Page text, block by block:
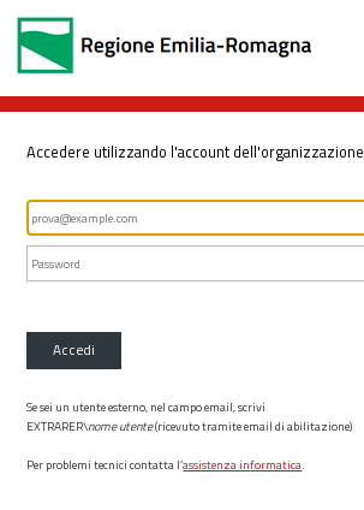
Accedere utilizzando l'account dell'organizzazione
Accedi
Se sei un utente esterno, nel campo email, scrivi
EXTRARER\nome utente(ricevuto tramite email di abilitazione)
Per problemi tecnici contatta l’assistenza informatica.